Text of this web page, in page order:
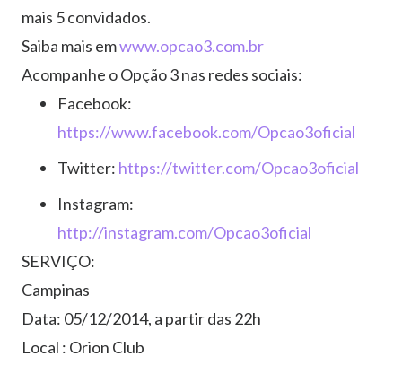
mais 5 convidados.
Saiba mais emwww.opcao3.com.br
Acompanhe o Opção 3 nas redes sociais:
Facebook:
https://www.facebook.com/Opcao3oficial
Twitter: https://twitter.com/Opcao3oficial
Instagram:
http://instagram.com/Opcao3oficial
SERVIÇO:
Campinas
Data: 05/12/2014, a partir das 22h
Local : Orion Club